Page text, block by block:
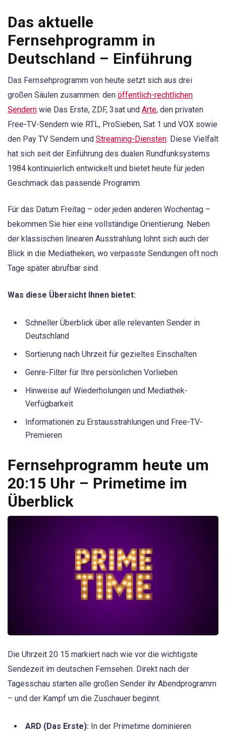
Das aktuelle
Fernsehprogramm in
Deutschland – Einführung
Das Fernsehprogramm von heute setzt sich aus drei
großen Säulen zusammen: den öffentlich-rechtlichen
Sendern wie Das Erste, ZDF, 3sat und Arte, den privaten
Free-TV-Sendern wie RTL, ProSieben, Sat 1 und VOX sowie
den Pay TV Sendern und Streaming-Diensten. Diese Vielfalt
hat sich seit der Einführung des dualen Rundfunksystems
1984 kontinuierlich entwickelt und bietet heute für jeden
Geschmack das passende Programm.
Für das Datum Freitag – oder jeden anderen Wochentag –
bekommen Sie hier eine vollständige Orientierung. Neben
der klassischen linearen Ausstrahlung lohnt sich auch der
Blick in die Mediatheken, wo verpasste Sendungen oft noch
Tage später abrufbar sind.
Was diese Übersicht Ihnen bietet:
Schneller Überblick über alle relevanten Sender in
Deutschland
Sortierung nach Uhrzeit für gezieltes Einschalten
Genre-Filter für Ihre persönlichen Vorlieben
Hinweise auf Wiederholungen und Mediathek-
Verfügbarkeit
Informationen zu Erstausstrahlungen und Free-TV-
Premieren
Fernsehprogramm heute um
20:15 Uhr – Primetime im
Überblick
Die Uhrzeit 20 15 markiert nach wie vor die wichtigste
Sendezeit im deutschen Fernsehen. Direkt nach der
Tagesschau starten alle großen Sender ihr Abendprogramm
– und der Kampf um die Zuschauer beginnt.
ARD (Das Erste): In der Primetime dominieren